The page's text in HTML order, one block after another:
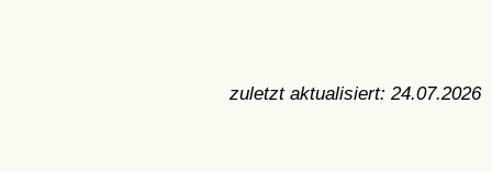
zuletzt aktualisiert: 24.07.2026